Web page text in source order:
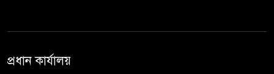
প্রধান কার্যালয়